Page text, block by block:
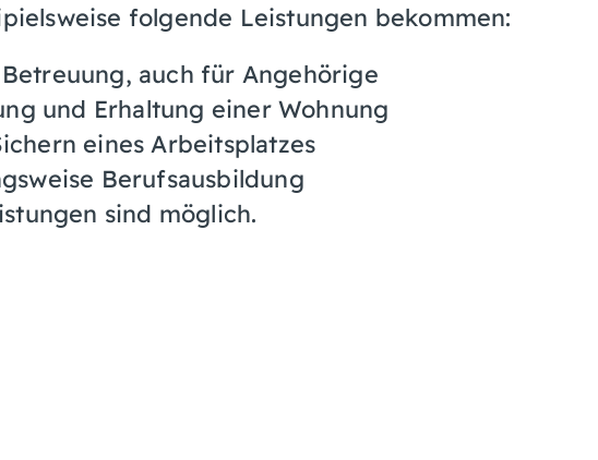
folgende Leistungen bekommen:
auch für Angehörige
und Erhaltung einer Wohnung
eines Arbeitsplatzes
Berufsausbildung
sind möglich.